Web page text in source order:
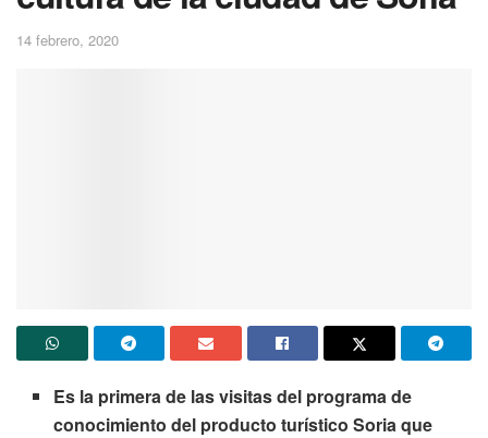
14 febrero, 2020
Es la primera de las visitas del programa de
conocimiento del producto turístico Soria que